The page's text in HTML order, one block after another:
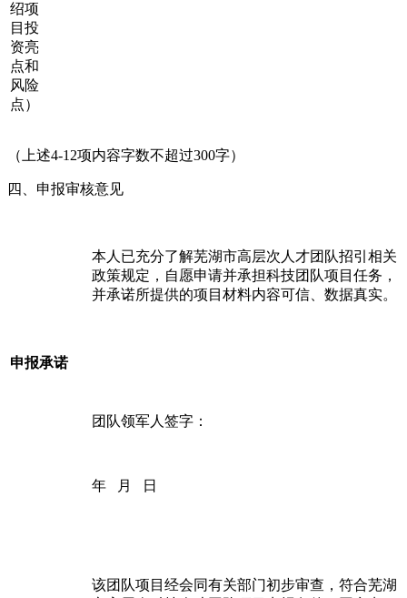
绍项
目投
资亮
点和
风险
点）
（上述4-12项内容字数不超过300字）
四、申报审核意见
申报承诺
本人已充分了解芜湖市高层次人才团队招引相关
政策规定，自愿申请并承担科技团队项目任务，
并承诺所提供的项目材料内容可信、数据真实。
团队领军人签字：
年 月 日
该团队项目经会同有关部门初步审查，符合芜湖